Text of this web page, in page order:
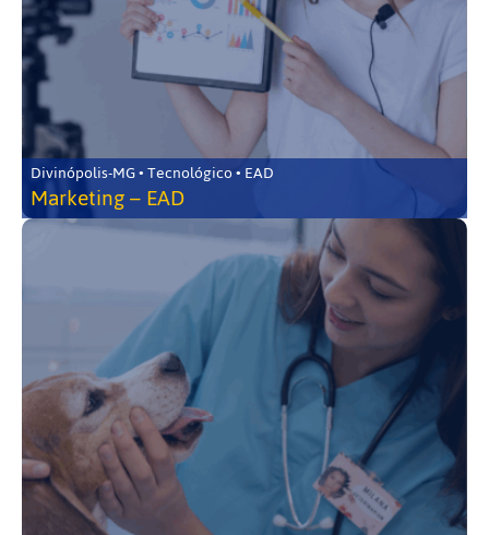
Divinópolis-MG • Tecnológico • EAD
Marketing – EAD